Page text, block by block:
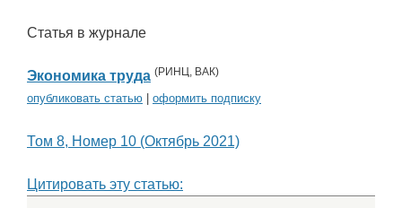
Статья в журнале
Экономика труда (РИНЦ, ВАК)
опубликовать статью оформить подписку
Том 8, Номер 10 (Октябрь 2021)
Цитировать эту статью: